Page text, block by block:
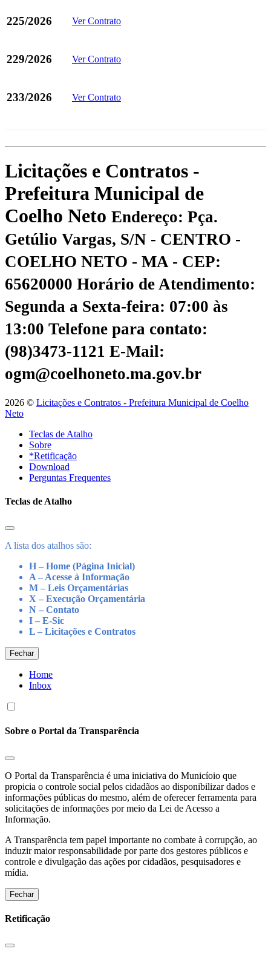
225/2026 Ver Contrato
229/2026 Ver Contrato
233/2026 Ver Contrato
Licitações e Contratos -
Prefeitura Municipal de
Coelho Neto Endereço: Pça.
Getúlio Vargas, S/N - CENTRO -
COELHO NETO - MA - CEP:
65620000 Horário de Atendimento:
Segunda a Sexta-feira: 07:00 às
13:00 Telefone para contato:
(98)3473-1121 E-Mail:
ogm@coelhoneto.ma.gov.br
2026 © Licitações e Contratos - Prefeitura Municipal de Coelho
Neto
Teclas de Atalho
Sobre
*Retificação
Download
Perguntas Frequentes
Teclas de Atalho
A lista dos atalhos são:
H – Home (Página Inicial)
A – Acesse à Informação
M – Leis Orçamentárias
X – Execução Orçamentária
N – Contato
I – E-Sic
L – Licitações e Contratos
Fechar
Home
Inbox
Sobre o Portal da Transparência
O Portal da Transparência é uma iniciativa do Municíoio que
propicia o controle social pelos cidadãos ao disponibilizar dados e
informações públicas do mesmo, além de oferecer ferramenta para
solicitações de informações por meio da Lei de Acesso a
Informação.
A Transparência tem papel importante no combate à corrupção, ao
induzir maior responsabilidade por parte dos gestores públicos e
controle e divulgação das ações por cidadãos, pesquisadores e
mídia.
Fechar
Retificação